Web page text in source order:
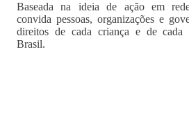
Baseada na ideia de ação em
convida pessoas, organizações e
direitos de cada criança e de cada
Brasil.